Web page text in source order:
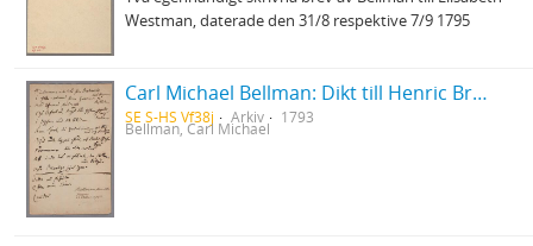
Westman, daterade den 31/8 respektive 7/9 1795
Carl Michael Bellman: Dikt till Henric Brandel 14/9 1793 - "Hemkommen ädla wän från Barbariets wåda..."
SE S-HS Vf38j Arkiv 1793
Bellman, Carl Michael